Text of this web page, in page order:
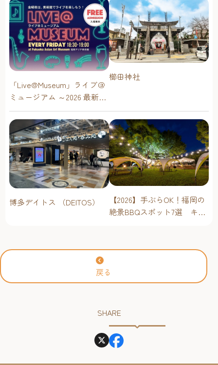
「Live@Museum」ライブ＠
ミュージアム ～2026 最新イ
ベントスケジュール！【福
岡アジア美術館】
櫛田神社
博多デイトス （DEITOS）
【2026】手ぶらOK！福岡の
絶景BBQスポット7選 キャ
戻る
SHARE